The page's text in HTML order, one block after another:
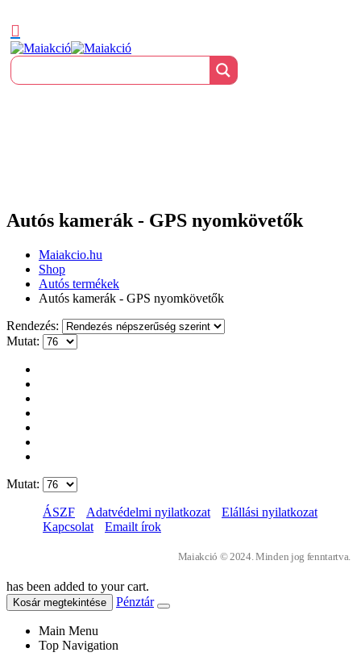
Autós kamerák - GPS nyomkövetők
Maiakcio.hu
Shop
Autós termékek
Autós kamerák - GPS nyomkövetők
Rendezés:
Mutat:
Mutat:
ÁSZF Adatvédelmi nyilatkozat
Elállási nyilatkozat
Kapcsolat
Emailt írok
Maiakció © 2024. Minden jog fenntartva.
has been added to your cart.
Kosár megtekintése Pénztár
Main Menu
Top Navigation